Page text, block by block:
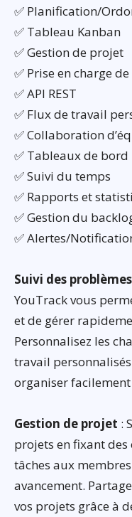
✅ Planification/
✅ Tableau Kanban
✅ Gestion de projet
✅ Prise en charge
✅ API REST
✅ Flux de travail
✅ Collaboration
✅ Tableaux de
✅ Suivi du temps
✅ Rapports et
✅ Gestion du
✅ Alertes/
Suivi des problèmes
YouTrack vous
et de gérer
Personnalisez les
travail
organiser facilement
Gestion de projet :
projets en fixant des
tâches aux
avancement.
vos projets grâce à